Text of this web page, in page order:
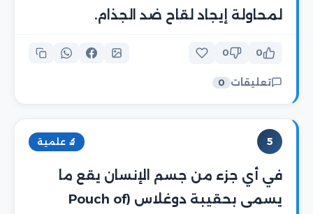
لمحاولة إيجاد لقاح ضد الجذام.
0
0
تعليقات 0
5 🔬 علمية
في أي جزء من جسم الإنسان يقع ما
يسمى بحقيبة دوغلاس (Pouch of